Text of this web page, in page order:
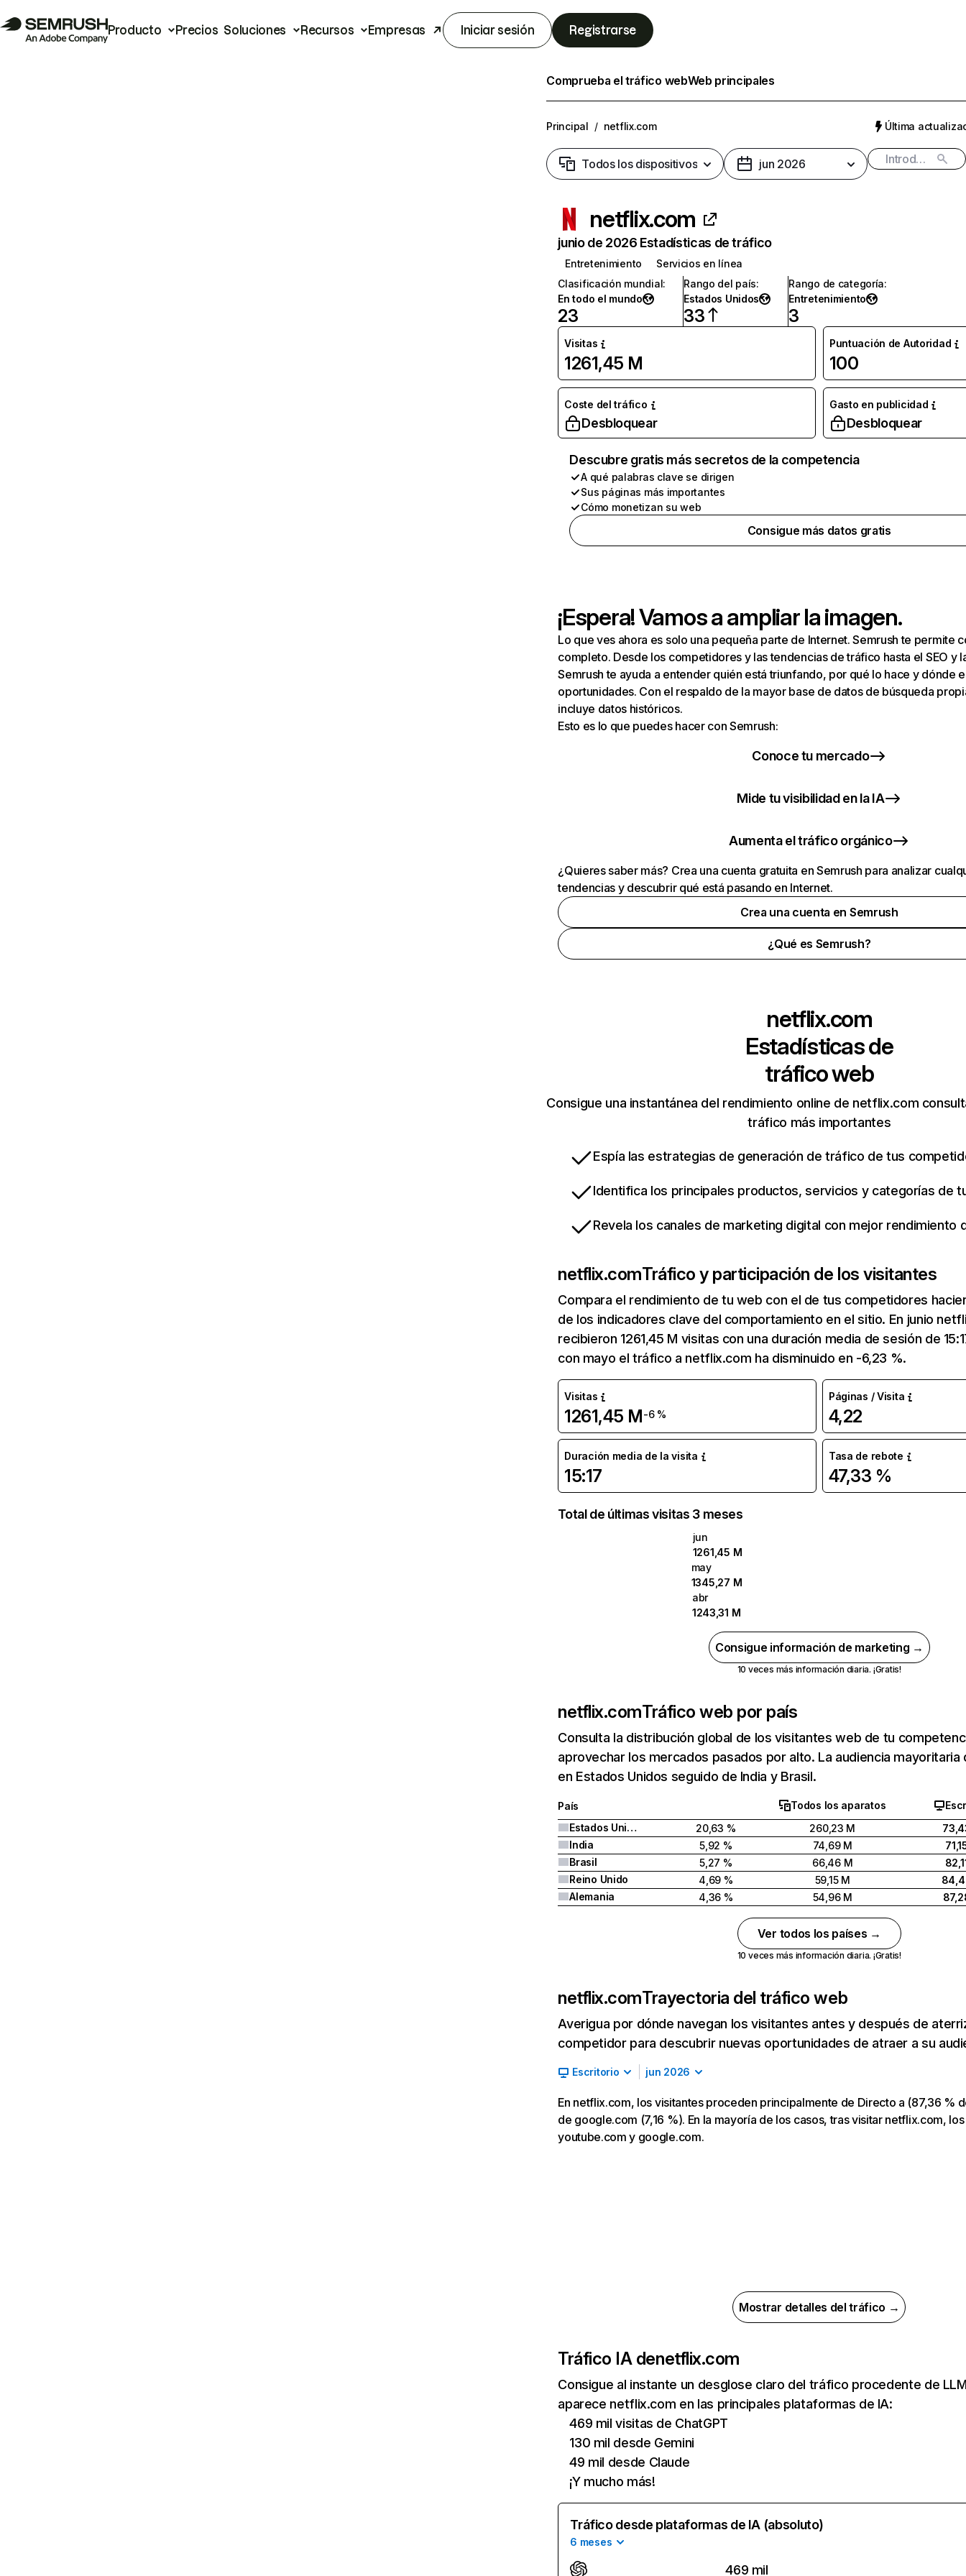
Producto Precios Soluciones Recursos Empresas Iniciar sesión Registrarse
Comprueba el tráfico webWeb principales
Principal / netflix.com Última
Todos los dispositivos jun 2026
netflix.com
junio de 2026 Estadísticas de tráfico
Entretenimiento
Servicios en línea
Clasificación mundial:
En todo el mundo
23
Rango del país:
Estados Unidos
33
Rango de categoría:
Entretenimiento
3
Visitas
1261,45 M
Puntuación de Autoridad
100
Coste del tráfico
Desbloquear
Gasto en publicidad
Desbloquear
Descubre gratis más secretos de la competencia
A qué palabras clave se dirigen
Sus páginas más importantes
Cómo monetizan su web
Consigue más datos gratis
¡Espera! Vamos a ampliar la imagen.
Lo que ves ahora es solo una pequeña parte de Internet. Semrush te permite
completo. Desde los competidores y las tendencias de tráfico hasta el SEO y
Semrush te ayuda a entender quién está triunfando, por qué lo hace y dónde
oportunidades. Con el respaldo de la mayor base de datos de búsqueda
incluye datos históricos.
Esto es lo que puedes hacer con Semrush:
Conoce tu mercado
Mide tu visibilidad en la IA
Aumenta el tráfico orgánico
¿Quieres saber más? Crea una cuenta gratuita en Semrush para analizar
tendencias y descubrir qué está pasando en Internet.
Crea una cuenta en Semrush
¿Qué es Semrush?
netflix.com
Estadísticas de
tráfico web
Consigue una instantánea del rendimiento online de netflix.com
tráfico más importantes
Espía las estrategias de generación de tráfico de tus
Identifica los principales productos, servicios y categorías de
Revela los canales de marketing digital con mejor rendimiento
netflix.comTráfico y participación de los visitantes
Compara el rendimiento de tu web con el de tus competidores
de los indicadores clave del comportamiento en el sitio. En junio
recibieron 1261,45 M visitas con una duración media de sesión de
con mayo el tráfico a netflix.com ha disminuido en -6,23 %.
Visitas
1261,45 M-6 %
Páginas / Visita
4,22
Duración media de la visita
15:17
Tasa de rebote
47,33 %
Total de últimas visitas 3 meses
jun
1261,45 M
may
1345,27 M
abr
1243,31 M
Consigue información de marketing →
10 veces más información diaria. ¡Gratis!
netflix.comTráfico web por país
Consulta la distribución global de los visitantes web de tu
aprovechar los mercados pasados por alto. La audiencia
en Estados Unidos seguido de India y Brasil.
País Todos los aparatos
Estados Unidos
20,63 % 260,23 M
India
5,92 % 74,69 M
Brasil
5,27 % 66,46 M
Reino Unido
4,69 % 59,15 M
Alemania
4,36 % 54,96 M
Ver todos los países →
10 veces más información diaria. ¡Gratis!
netflix.comTrayectoria del tráfico web
Averigua por dónde navegan los visitantes antes y después de
competidor para descubrir nuevas oportunidades de atraer a su
Escritorio jun 2026
En netflix.com, los visitantes proceden principalmente de Directo a (87,36 %
de google.com (7,16 %). En la mayoría de los casos, tras visitar netflix.com,
youtube.com y google.com.
Mostrar detalles del tráfico →
Tráfico IA denetflix.com
Consigue al instante un desglose claro del tráfico procedente de
aparece netflix.com en las principales plataformas de IA:
469 mil visitas de ChatGPT
130 mil desde Gemini
49 mil desde Claude
¡Y mucho más!
Tráfico desde plataformas de IA (absoluto)
6 meses
469 mil